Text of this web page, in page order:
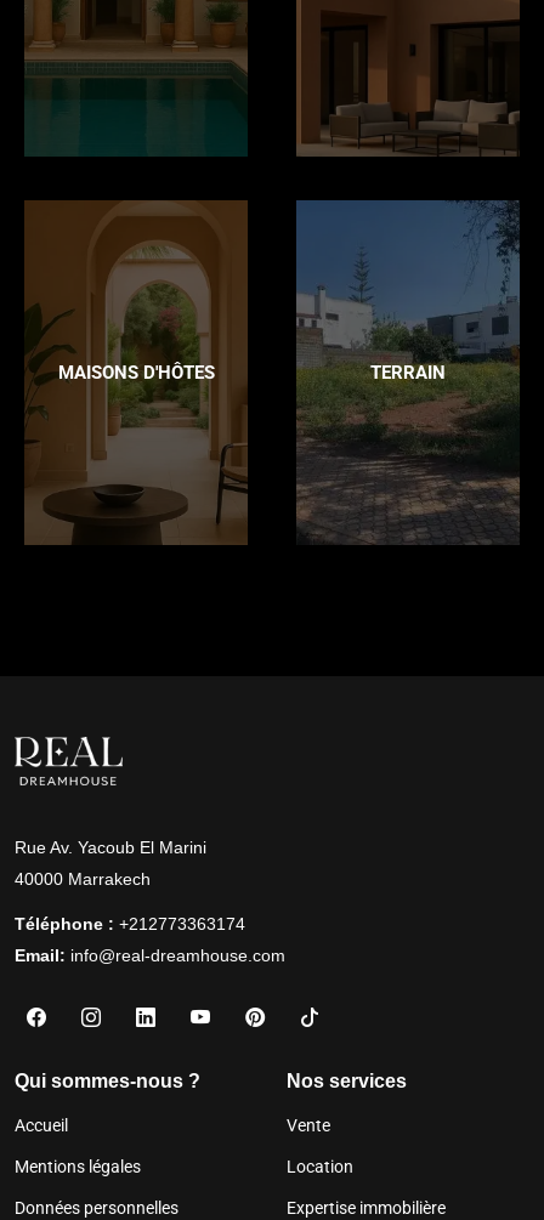
MAISONS D'HÔTES TERRAIN
Rue Av. Yacoub El Marini
40000 Marrakech
Téléphone : +212773363174
Email: info@real-dreamhouse.com
Qui sommes-nous ?
Accueil
Mentions légales
Données personnelles
Nos services
Vente
Location
Expertise immobilière